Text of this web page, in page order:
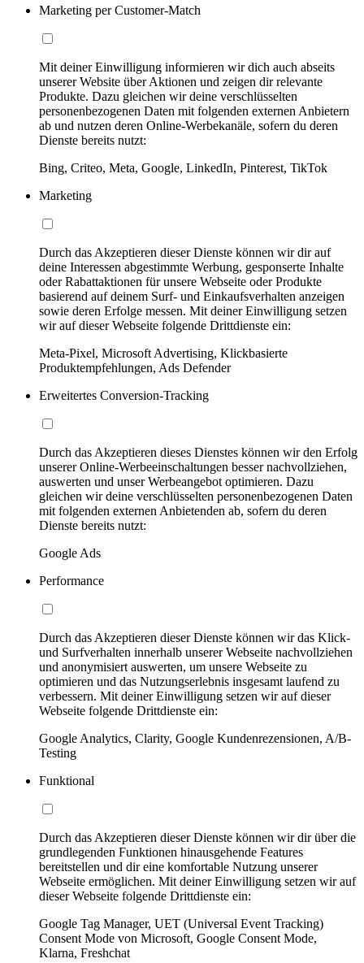
Marketing per Customer-Match
Mit deiner Einwilligung informieren wir dich auch abseits
unserer Website über Aktionen und zeigen dir relevante
Produkte. Dazu gleichen wir deine verschlüsselten
personenbezogenen Daten mit folgenden externen Anbietern
ab und nutzen deren Online-Werbekanäle, sofern du deren
Dienste bereits nutzt:
Bing, Criteo, Meta, Google, LinkedIn, Pinterest, TikTok
Marketing
Durch das Akzeptieren dieser Dienste können wir dir auf
deine Interessen abgestimmte Werbung, gesponserte Inhalte
oder Rabattaktionen für unsere Webseite oder Produkte
basierend auf deinem Surf- und Einkaufsverhalten anzeigen
sowie deren Erfolge messen. Mit deiner Einwilligung setzen
wir auf dieser Webseite folgende Drittdienste ein:
Meta-Pixel, Microsoft Advertising, Klickbasierte
Produktempfehlungen, Ads Defender
Erweitertes Conversion-Tracking
Durch das Akzeptieren dieses Dienstes können wir den Erfolg
unserer Online-Werbeeinschaltungen besser nachvollziehen,
auswerten und unser Werbeangebot optimieren. Dazu
gleichen wir deine verschlüsselten personenbezogenen Daten
mit folgenden externen Anbietenden ab, sofern du deren
Dienste bereits nutzt:
Google Ads
Performance
Durch das Akzeptieren dieser Dienste können wir das Klick-
und Surfverhalten innerhalb unserer Webseite nachvollziehen
und anonymisiert auswerten, um unsere Webseite zu
optimieren und das Nutzungserlebnis insgesamt laufend zu
verbessern. Mit deiner Einwilligung setzen wir auf dieser
Webseite folgende Drittdienste ein:
Google Analytics, Clarity, Google Kundenrezensionen, A/B-
Testing
Funktional
Durch das Akzeptieren dieser Dienste können wir dir über die
grundlegenden Funktionen hinausgehende Features
bereitstellen und dir eine komfortable Nutzung unserer
Webseite ermöglichen. Mit deiner Einwilligung setzen wir auf
dieser Webseite folgende Drittdienste ein:
Google Tag Manager, UET (Universal Event Tracking)
Consent Mode von Microsoft, Google Consent Mode,
Klarna, Freshchat